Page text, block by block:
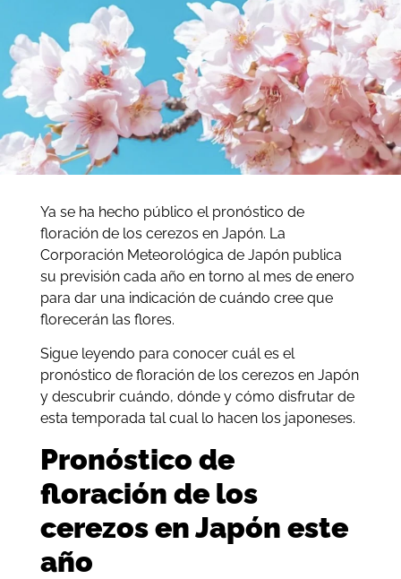
Ya se ha hecho público el pronóstico de
floración de los cerezos en Japón. La
Corporación Meteorológica de Japón publica
su previsión cada año en torno al mes de enero
para dar una indicación de cuándo cree que
florecerán las flores.
Sigue leyendo para conocer cuál es el
pronóstico de floración de los cerezos en Japón
y descubrir cuándo, dónde y cómo disfrutar de
esta temporada tal cual lo hacen los japoneses.
Pronóstico de
floración de los
cerezos en Japón este
año